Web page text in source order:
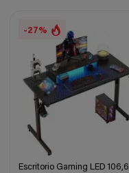
-27%
Escritorio Gaming LED 106,6